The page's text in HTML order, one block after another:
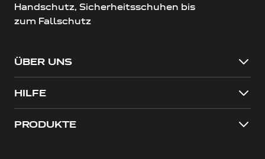
Handschutz, Sicherheitsschuhen bis
zum Fallschutz
ÜBER UNS
HILFE
PRODUKTE